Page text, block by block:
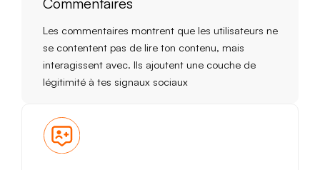
Les commentaires montrent que les utilisateurs ne
se contentent pas de lire ton contenu, mais
interagissent avec. Ils ajoutent une couche de
légitimité à tes signaux sociaux